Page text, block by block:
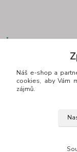
Kontakt
+420
Otevírací doba: PO-PÁ:
Náš e-shop a
cookies, aby Vám
zájmů.